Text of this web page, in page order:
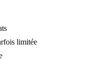
limitée